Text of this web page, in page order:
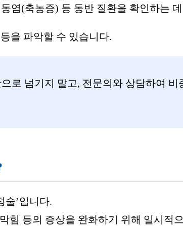
염(축농증) 등 동반 질환을 확인하는
을 파악할 수 있습니다.
로 넘기지 말고, 전문의와 상담하여 비
술’입니다.
힘 등의 증상을 완화하기 위해 일시적